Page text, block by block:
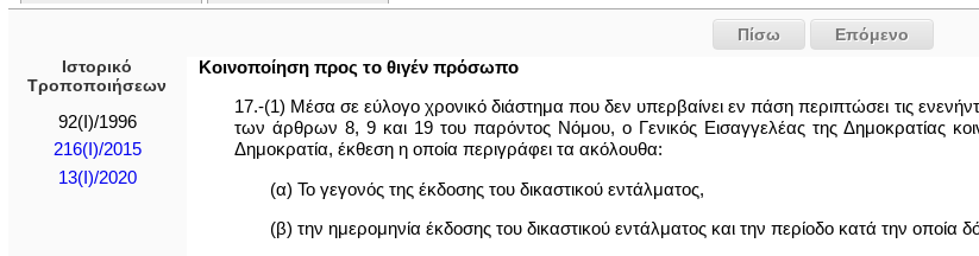
Πίσω
Επόμενο
Ιστορικό
Τροποποιήσεων
92(I)/1996
216(I)/2015
13(I)/2020
Κοινοποίηση προς το θιγέν πρόσωπο
17.-(1) Μέσα σε εύλογο χρονικό διάστημα που δεν υπερβαίνει εν πάση περιπτώσει τις
των άρθρων 8, 9 και 19 του παρόντος Νόμου, ο Γενικός Εισαγγελέας της Δημοκρατίας
Δημοκρατία, έκθεση η οποία περιγράφει τα ακόλουθα:
(α) Το γεγονός της έκδοσης του δικαστικού εντάλματος,
(β) την ημερομηνία έκδοσης του δικαστικού εντάλματος και την περίοδο κατά την οποία